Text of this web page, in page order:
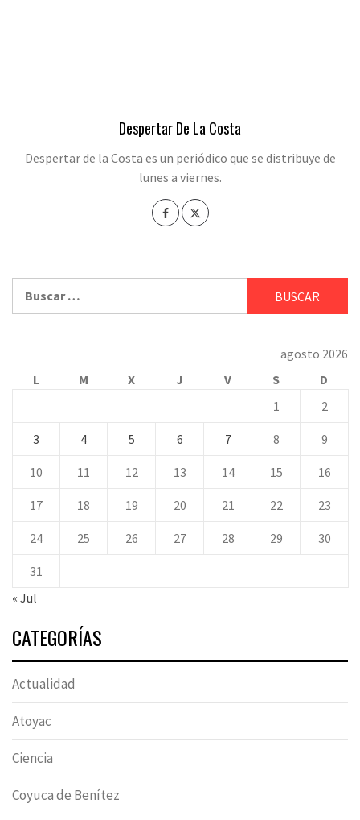
Despertar De La Costa
Despertar de la Costa es un periódico que se distribuye de
lunes a viernes.
agosto 2026
L
M X J V S
D
1
2
3 4 5 6 7 8 9
10 11 12 13 14 15 16
17 18 19 20 21 22 23
24 25 26 27 28 29 30
31
« Jul
CATEGORÍAS
Actualidad
Atoyac
Ciencia
Coyuca de Benítez